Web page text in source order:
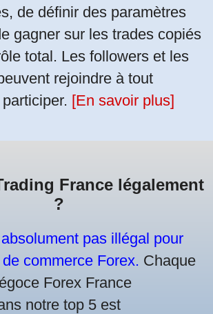
de définir des paramètres
gagner sur les trades copiés
total. Les followers et les
rejoindre à tout
[En savoir plus]
France légalement
?
absolument pas illégal pour
commerce Forex. Chaque
Forex France
notre top 5 est